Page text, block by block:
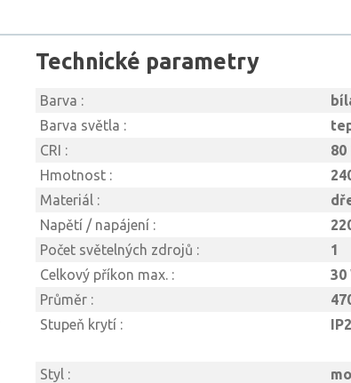
Technické parametry
Barva :
Barva světla :
CRI :
80
Hmotnost :
Materiál :
Napětí / napájení :
Počet světelných zdrojů :
1
Celkový příkon max. :
30
Průměr :
Stupeň krytí :
Styl :